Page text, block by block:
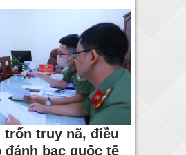
trốn truy nã, điều
đánh bạc quốc tế